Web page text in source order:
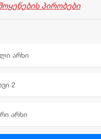
პირობები
არხი
2
არხი